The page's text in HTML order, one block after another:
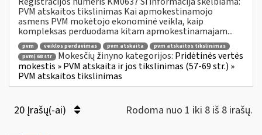
PVM atskaitos tikslinimas Kai apmokestinamojo
asmens PVM mokėtojo ekonominė veikla, kaip
kompleksas perduodama kitam apmokestinamajam...
pvm veiklos perdavimas pvm atskaita
pvm atskaitos tikslinimas
pvmį 68 str
Mokesčių žinyno kategorijos: Pridėtinės vertės
mokestis » PVM atskaita ir jos tikslinimas (57-69 str.) »
PVM atskaitos tikslinimas
20 Įrašų(-ai) Rodoma nuo 1 iki 8 iš 8 irašų.